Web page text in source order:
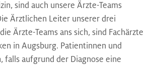
sind auch unsere Ärzte-Teams
Ärztlichen Leiter unserer drei
Ärzte-Teams ans sich, sind Fachärzte
in Augsburg. Patientinnen und
falls aufgrund der Diagnose eine